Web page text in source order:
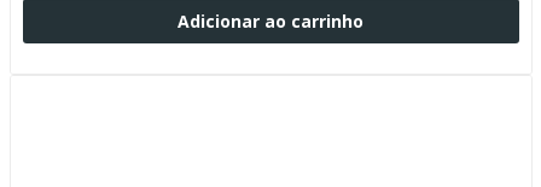
Adicionar ao carrinho